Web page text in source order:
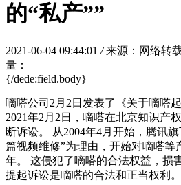
的“私产””
2021-06-04 09:44:01 / 来源：网络转
量：
{/dede:field.body}
嘀嗒公司2月2日发表了《关于嘀嗒
2021年2月2日，嘀嗒在北京知识产
断诉讼。 从2004年4月开始，腾讯
篇视频维修”为理由，开始对嘀嗒等
年。 这侵犯了嘀嗒的合法权益，损
提起诉讼是嘀嗒的合法和正当权利。